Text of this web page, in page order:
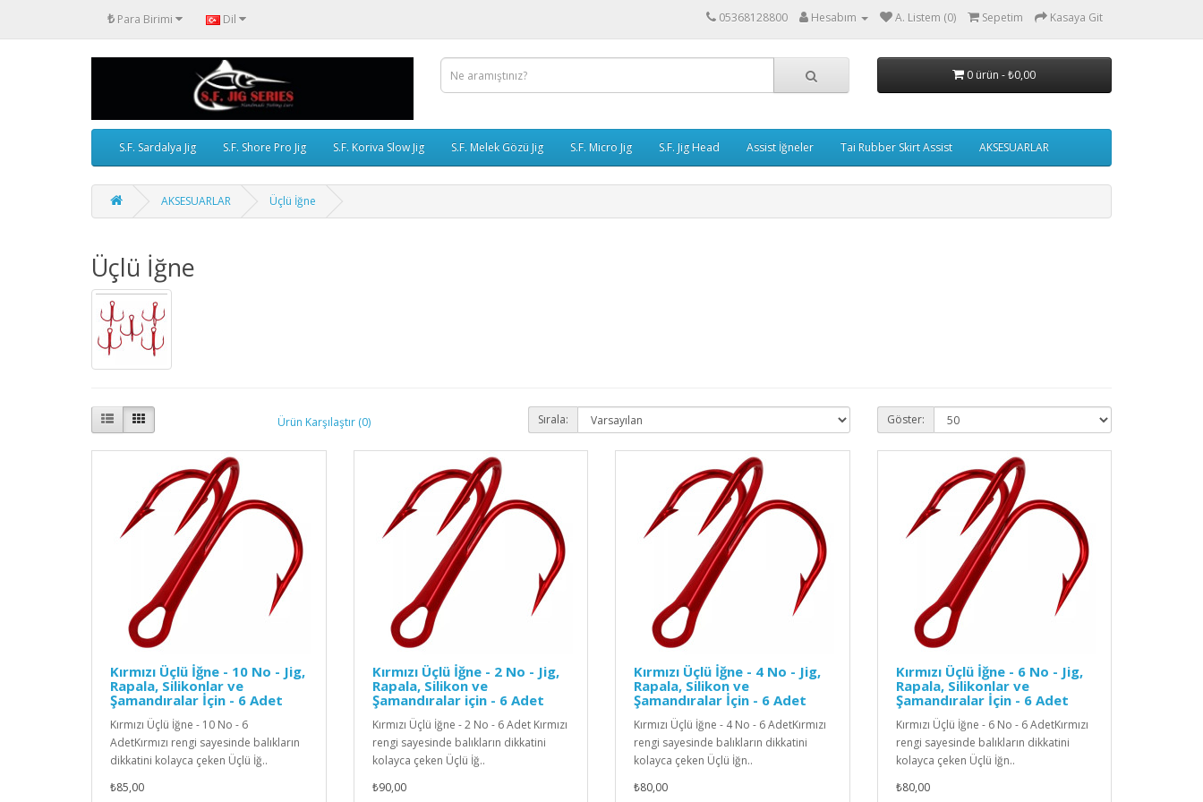
₺ Para Birimi Dil 05368128800 Hesabım A. Listem (0) Sepetim Kasaya Git
0 ürün - ₺0,00
S.F. Sardalya Jig S.F. Shore Pro Jig S.F. Koriva Slow Jig S.F. Melek Gözü Jig S.F. Micro Jig S.F. Jig Head Assist İğneler Tai Rubber Skirt Assist AKSESUARLAR
AKSESUARLAR Üçlü İğne
Üçlü İğne
Ürün Karşılaştır (0) Sırala: Göster:
Kırmızı Üçlü İğne - 10 No - Jig,
Rapala, Silikonlar ve
Şamandıralar İçin - 6 Adet
Kırmızı Üçlü İğne - 10 No - 6
AdetKırmızı rengi sayesinde balıkların
dikkatini kolayca çeken Üçlü İğ..
₺85,00
Kırmızı Üçlü İğne - 2 No - Jig,
Rapala, Silikon ve
Şamandıralar için - 6 Adet
Kırmızı Üçlü İğne - 2 No - 6 Adet Kırmızı
rengi sayesinde balıkların dikkatini
kolayca çeken Üçlü İğ..
₺90,00
Kırmızı Üçlü İğne - 4 No - Jig,
Rapala, Silikon ve
Şamandıralar İçin - 6 Adet
Kırmızı Üçlü İğne - 4 No - 6 AdetKırmızı
rengi sayesinde balıkların dikkatini
kolayca çeken Üçlü İğn..
₺80,00
Kırmızı Üçlü İğne - 6 No - Jig,
Rapala, Silikonlar ve
Şamandıralar İçin - 6 Adet
Kırmızı Üçlü İğne - 6 No - 6 AdetKırmızı
rengi sayesinde balıkların dikkatini
kolayca çeken Üçlü İğn..
₺80,00